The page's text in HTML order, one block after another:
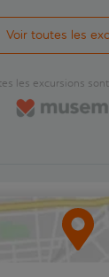
Voir toutes les
les excursions